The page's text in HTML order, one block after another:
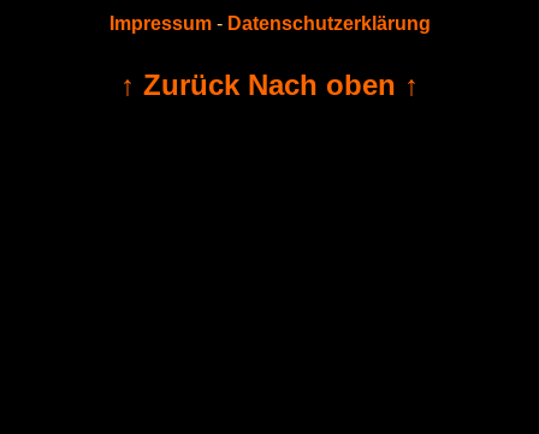
Impressum- Datenschutzerklärung
↑ Zurück Nach oben ↑